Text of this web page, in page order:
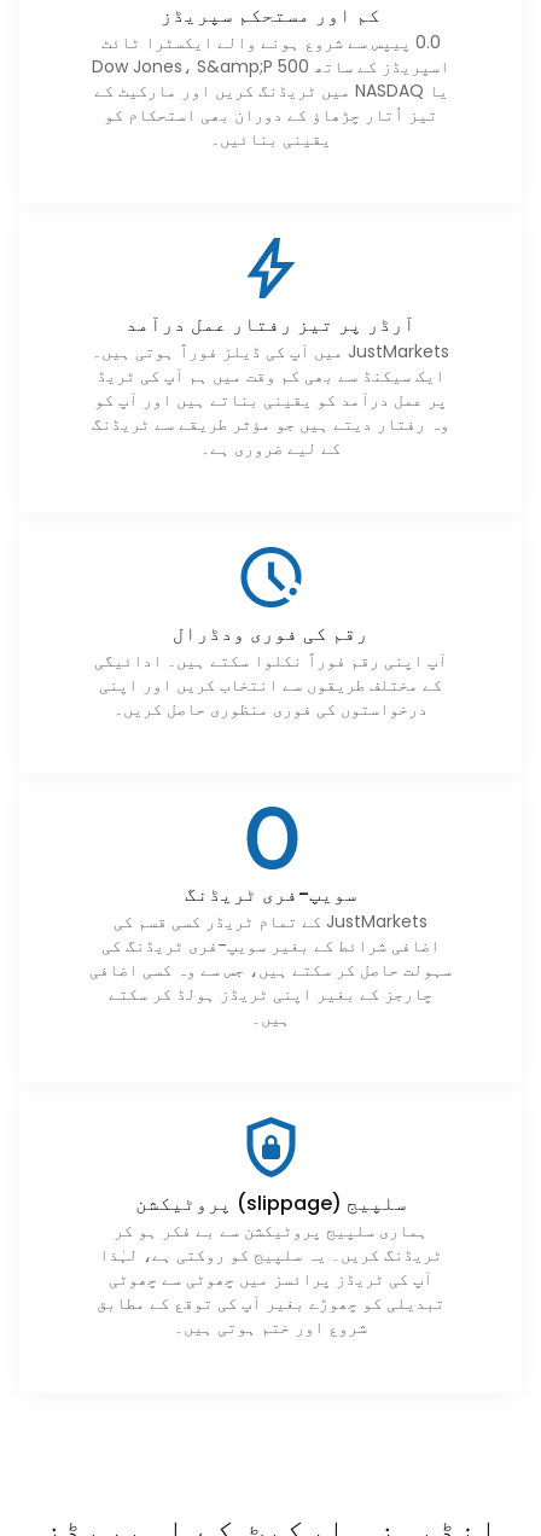
کم اور مستحکم سپریڈز
0.0 پیپس سے شروع ہونے والے ایکسٹرا ٹائٹ
اسپریڈز کے ساتھ Dow Jones، S&amp;P 500
یا NASDAQ میں ٹریڈنگ کریں اور مارکیٹ کے
تیز اُتار چڑھاؤ کے دوران بھی استحکام کو
یقینی بنائیں۔
آرڈر پر تیز رفتار عمل درآمد
JustMarkets میں آپ کی ڈیلز فوراً ہوتی ہیں۔
ایک سیکنڈ سے بھی کم وقت میں ہم آپ کی ٹریڈ
پر عمل درآمد کو یقینی بناتے ہیں اور آپ کو
وہ رفتار دیتے ہیں جو مؤثر طریقے سے ٹریڈنگ
کے لیے ضروری ہے۔
رقم کی فوری ودڈرال
آپ اپنی رقم فوراً نکلوا سکتے ہیں۔ ادائیگی
کے مختلف طریقوں سے انتخاب کریں اور اپنی
درخواستوں کی فوری منظوری حاصل کریں۔
سویپ-فری ٹریڈنگ
JustMarkets کے تمام ٹریڈر کسی قسم کی
اضافی شرائط کے بغیر سویپ-فری ٹریڈنگ کی
سہولت حاصل کر سکتے ہیں، جس سے وہ کسی اضافی
چارجز کے بغیر اپنی ٹریڈز ہولڈ کر سکتے
ہیں۔
سلپیج (slippage) پروٹیکشن
ہماری سلپیج پروٹیکشن سے بے فکر ہو کر
ٹریڈنگ کریں۔ یہ سلپیج کو روکتی ہے، لہٰذا
آپ کی ٹریڈز پرائسز میں چھوٹی سے چھوٹی
تبدیلی کو چھوڑے بغیر آپ کی توقع کے مطابق
شروع اور ختم ہوتی ہیں۔